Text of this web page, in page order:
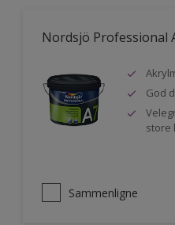
Nordsjö Professional
God
store
Sammenligne